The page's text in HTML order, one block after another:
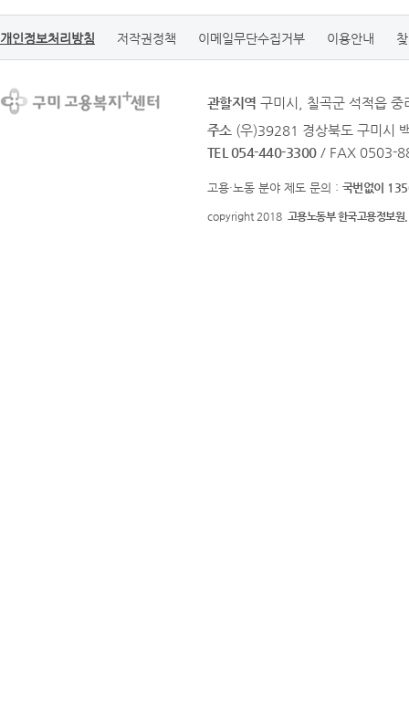
개인정보처리방침 저작권정책 이메일무단수집거부 이용안내
관할지역 구미시, 칠곡군 석적읍 중
주소 (우)39281 경상북도 구미시
TEL 054-440-3300 / FAX 0503-
고용·노동 분야 제도 문의 : 국번없이
copyright 2018 고용노동부 한국고용정보원.